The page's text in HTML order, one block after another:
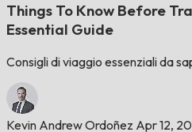
Things To Know Before
Essential Guide
Consigli di viaggio essenziali da
Kevin Andrew Ordoñez Apr 12,